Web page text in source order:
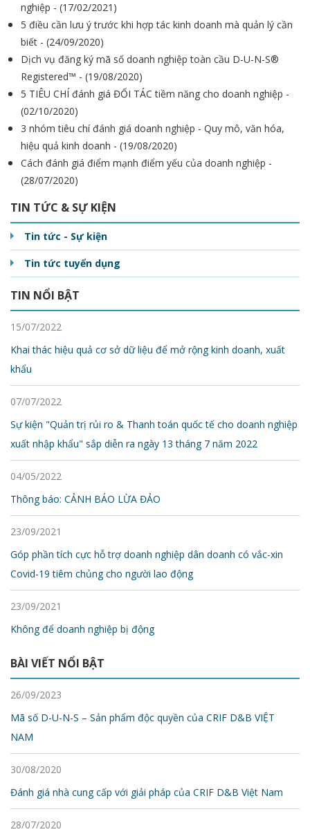
nghiệp - (17/02/2021)
5 điều cần lưu ý trước khi hợp tác kinh doanh mà quản lý cần
biết - (24/09/2020)
Dịch vụ đăng ký mã số doanh nghiệp toàn cầu D-U-N-S®
Registered™ - (19/08/2020)
5 TIÊU CHÍ đánh giá ĐỐI TÁC tiềm năng cho doanh nghiệp -
(02/10/2020)
3 nhóm tiêu chí đánh giá doanh nghiệp - Quy mô, văn hóa,
hiệu quả kinh doanh - (19/08/2020)
Cách đánh giá điểm mạnh điểm yếu của doanh nghiệp -
(28/07/2020)
TIN TỨC & SỰ KIỆN
Tin tức - Sự kiện
Tin tức tuyển dụng
TIN NỔI BẬT
15/07/2022
Khai thác hiệu quả cơ sở dữ liệu để mở rộng kinh doanh, xuất
khẩu
07/07/2022
Sự kiện "Quản trị rủi ro & Thanh toán quốc tế cho doanh nghiệp
xuất nhập khẩu" sắp diễn ra ngày 13 tháng 7 năm 2022
04/05/2022
Thông báo: CẢNH BÁO LỪA ĐẢO
23/09/2021
Góp phần tích cực hỗ trợ doanh nghiệp dân doanh có vắc-xin
Covid-19 tiêm chủng cho người lao động
23/09/2021
Không để doanh nghiệp bị động
BÀI VIẾT NỔI BẬT
26/09/2023
Mã số D-U-N-S – Sản phẩm độc quyền của CRIF D&B VIỆT
NAM
30/08/2020
Đánh giá nhà cung cấp với giải pháp của CRIF D&B Việt Nam
28/07/2020